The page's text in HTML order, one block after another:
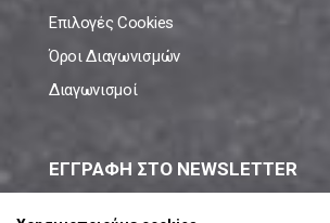
Επιλογές Cookies
Όροι Διαγωνισμών
Διαγωνισμοί
ΕΓΓΡΑΦΗ ΣΤΟ NEWSLETTER